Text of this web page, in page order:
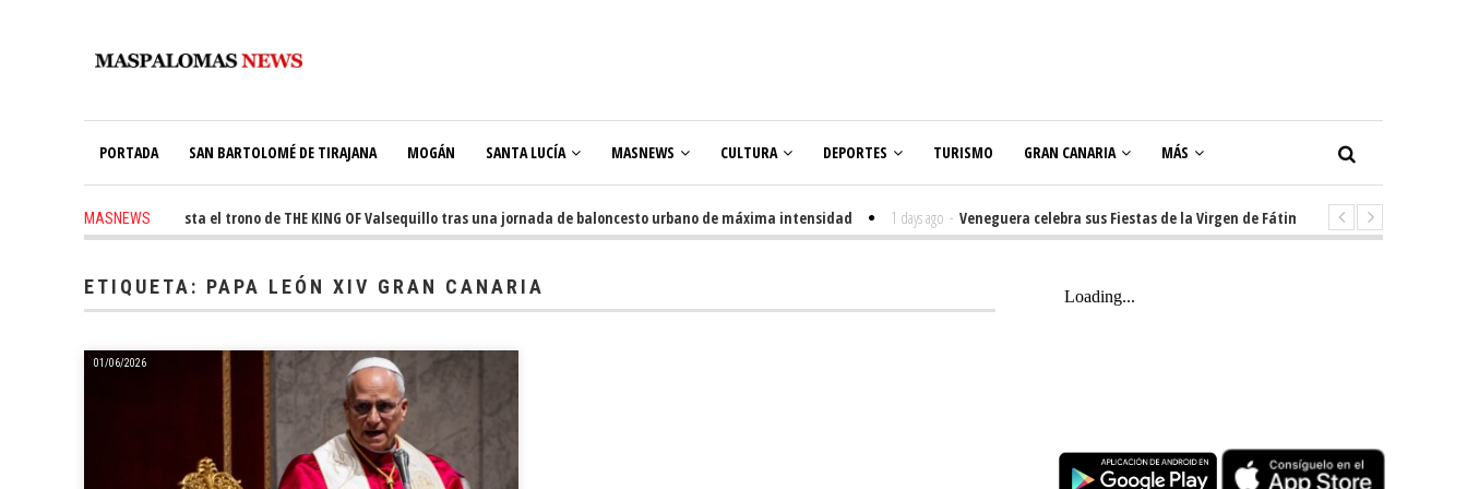
PORTADA SAN BARTOLOMÉ DE TIRAJANA MOGÁN SANTA LUCÍA MASNEWS CULTURA DEPORTES TURISMO GRAN CANARIA MÁS
MASNEWS
Ale Martín conquista el trono de THE KING OF Valsequillo tras una jornada de baloncesto urbano de máxima intensidad 1 days ago - Veneguera celebra sus Fiestas de la Virgen de Fátima con diez días de tradición,
ETIQUETA: PAPA LEÓN XIV GRAN CANARIA
01/06/2026